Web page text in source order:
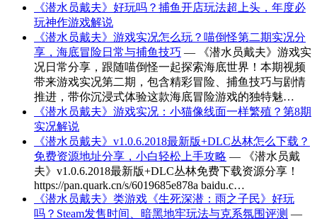
《潜水员戴夫》好玩吗？捕鱼开店玩法超上头，年度必
玩神作游戏解说
《潜水员戴夫》游戏实况怎么玩？喵倒怪第二期实况分
享，海底冒险日常与捕鱼技巧 — 《潜水员戴夫》游戏实
况日常分享，跟随喵倒怪一起探索海底世界！本期视频
带来游戏实况第二期，包含精彩冒险、捕鱼技巧与剧情
推进，带你沉浸式体验这款海底冒险游戏的独特魅…
《潜水员戴夫》游戏实况：小猫像线面一样繁殖？第8期
实况解说
《潜水员戴夫》v1.0.6.2018最新版+DLC丛林怎么下载？
免费资源地址分享，小白轻松上手攻略 — 《潜水员戴
夫》v1.0.6.2018最新版+DLC丛林免费下载资源分享！
https://pan.quark.cn/s/6019685e878a baidu.c…
《潜水员戴夫》类游戏《生死深潜：雨之子民》好玩
吗？Steam发售时间、暗黑地牢玩法与克系氛围评测 —